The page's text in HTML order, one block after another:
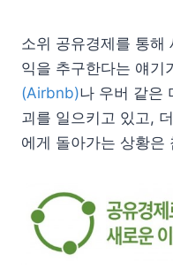
소위 공유경제를 통해
익을 추구한다는 얘기
(Airbnb)나 우버 같은
괴를 일으키고 있고,
에게 돌아가는 상황은